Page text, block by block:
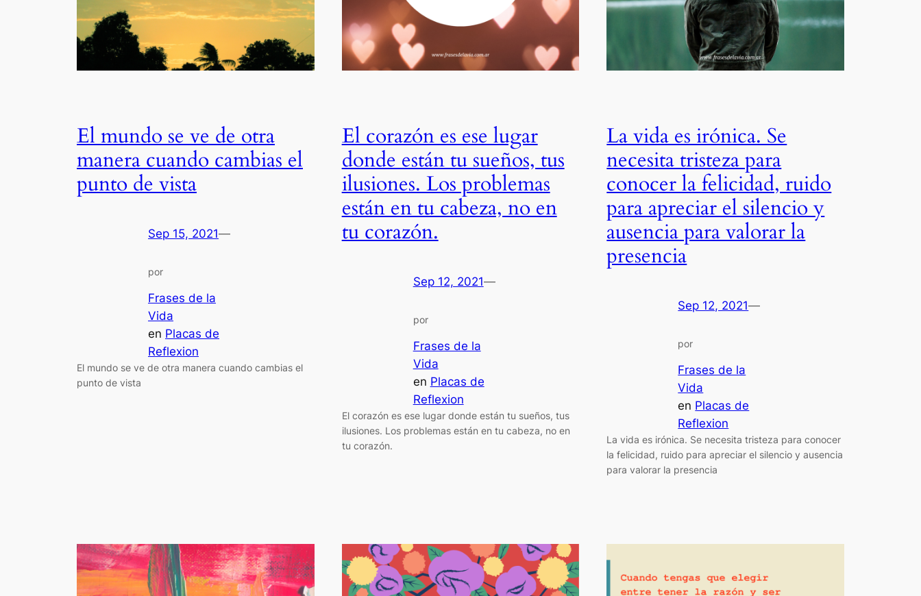
El mundo se ve de otra
manera cuando cambias el
punto de vista
Sep 15, 2021—
por
Frases de la
Vida
en Placas de
Reflexion
El mundo se ve de otra manera cuando cambias el
punto de vista
El corazón es ese lugar
donde están tu sueños, tus
ilusiones. Los problemas
están en tu cabeza, no en
tu corazón.
Sep 12, 2021—
por
Frases de la
Vida
en Placas de
Reflexion
El corazón es ese lugar donde están tu sueños, tus
ilusiones. Los problemas están en tu cabeza, no en
tu corazón.
La vida es irónica. Se
necesita tristeza para
conocer la felicidad, ruido
para apreciar el silencio y
ausencia para valorar la
presencia
Sep 12, 2021—
por
Frases de la
Vida
en Placas de
Reflexion
La vida es irónica. Se necesita tristeza para conocer
la felicidad, ruido para apreciar el silencio y ausencia
para valorar la presencia